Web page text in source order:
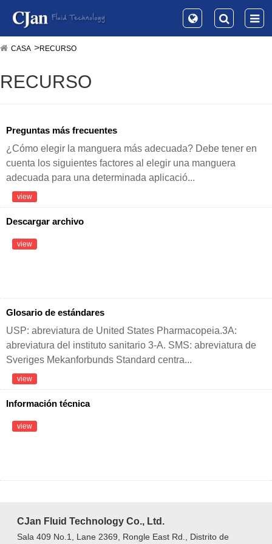
CASA RECURSO
RECURSO
Preguntas más frecuentes
¿Cómo elegir la manguera más adecuada? Debe tener en
cuenta los siguientes factores al elegir una manguera
adecuada para una determinada aplicació...
view
Descargar archivo
view
Glosario de estándares
USP: abreviatura de United States Pharmacopeia.3A:
abreviatura del instituto sanitario 3-A. SMS: abreviatura de
Sveriges Mekanforbunds Standard centra...
view
Información técnica
view
CJan Fluid Technology Co., Ltd.
Sala 409 No.1, Lane 2369, Rongle East Rd., Distrito de